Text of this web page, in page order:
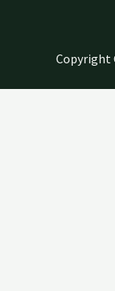
Copyright